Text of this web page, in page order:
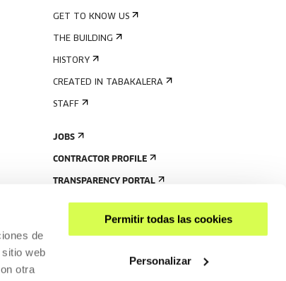
de
web
otra
Permitir todas las cookies
Personalizar
GET TO KNOW US
THE BUILDING
HISTORY
CREATED IN TABAKALERA
STAFF
JOBS
CONTRACTOR PROFILE
TRANSPARENCY PORTAL